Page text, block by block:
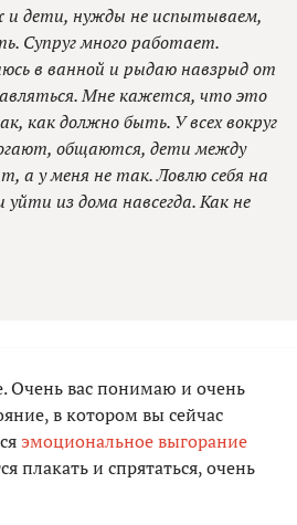
и дети, нужды не испытываем,
Супруг много работает.
в ванной и рыдаю навзрыд от
Мне кажется, что это
как должно быть. У всех вокруг
общаются, дети между
а у меня не так. Ловлю себя на
из дома навсегда. Как не
Очень вас понимаю и очень
в котором вы сейчас
эмоциональное выгорание
плакать и спрятаться, очень